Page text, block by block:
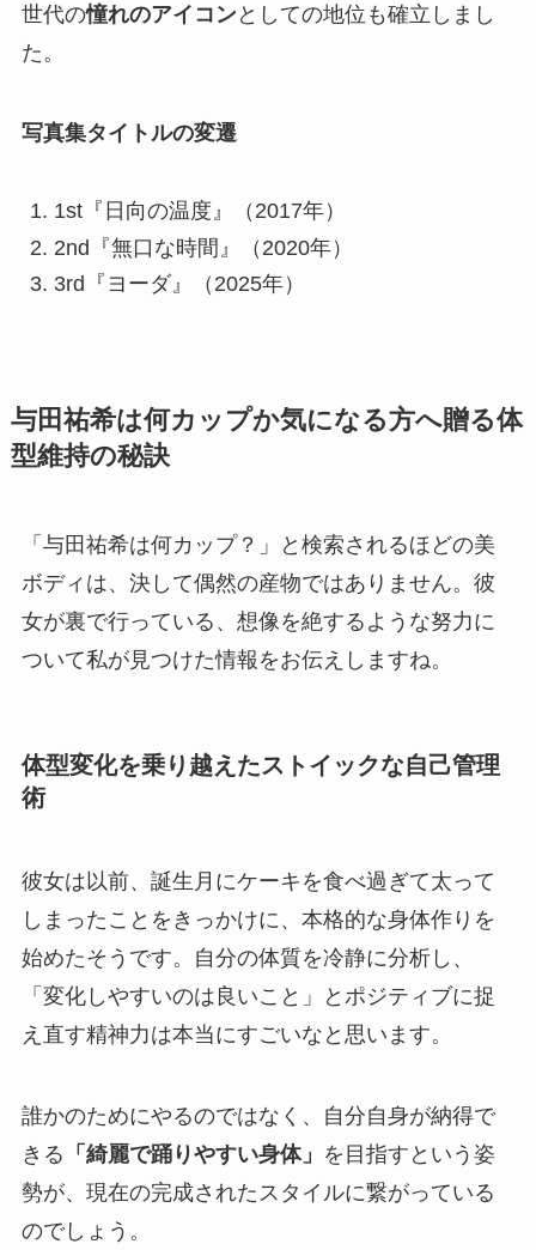
世代の憧れのアイコンとしての地位も確立しまし
た。
写真集タイトルの変遷
1st『日向の温度』（2017年）
2nd『無口な時間』（2020年）
3rd『ヨーダ』（2025年）
与田祐希は何カップか気になる方へ贈る体
型維持の秘訣
「与田祐希は何カップ？」と検索されるほどの美
ボディは、決して偶然の産物ではありません。彼
女が裏で行っている、想像を絶するような努力に
ついて私が見つけた情報をお伝えしますね。
体型変化を乗り越えたストイックな自己管理
術
彼女は以前、誕生月にケーキを食べ過ぎて太って
しまったことをきっかけに、本格的な身体作りを
始めたそうです。自分の体質を冷静に分析し、
「変化しやすいのは良いこと」とポジティブに捉
え直す精神力は本当にすごいなと思います。
誰かのためにやるのではなく、自分自身が納得で
きる 「綺麗で踊りやすい身体」 を目指すという姿
勢が、現在の完成されたスタイルに繋がっている
のでしょう。